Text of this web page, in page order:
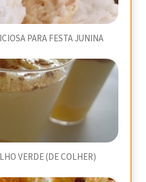
PARA FESTA JUNINA
VERDE (DE COLHER)